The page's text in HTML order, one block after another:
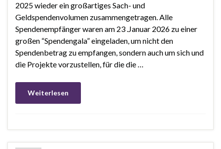
2025 wieder ein großartiges Sach- und
Geldspendenvolumen zusammengetragen. Alle
Spendenempfänger waren am 23 .Januar 2026 zu einer
großen “Spendengala” eingeladen, um nicht den
Spendenbetrag zu empfangen, sondern auch um sich und
die Projekte vorzustellen, für die die …
Weiterlesen